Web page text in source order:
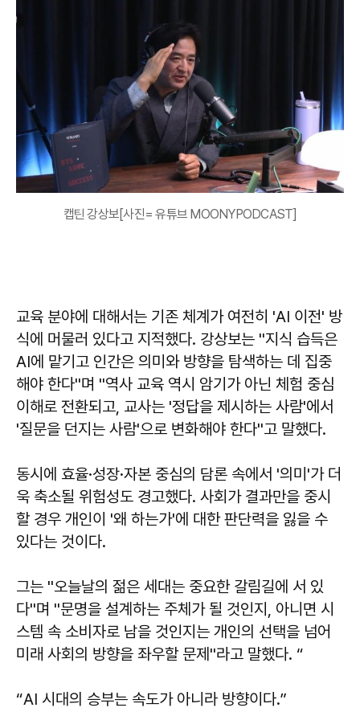
캡틴 강상보[사진= 유튜브 MOONYPODCAST]
교육 분야에 대해서는 기존 체계가 여전히 'AI 이전' 방
식에 머물러 있다고 지적했다. 강상보는 ''지식 습득은
AI에 맡기고 인간은 의미와 방향을 탐색하는 데 집중
해야 한다''며 ''역사 교육 역시 암기가 아닌 체험 중심
이해로 전환되고, 교사는 '정답을 제시하는 사람'에서
'질문을 던지는 사람'으로 변화해야 한다''고 말했다.
동시에 효율·성장·자본 중심의 담론 속에서 '의미'가 더
욱 축소될 위험성도 경고했다. 사회가 결과만을 중시
할 경우 개인이 '왜 하는가'에 대한 판단력을 잃을 수
있다는 것이다.
그는 ''오늘날의 젊은 세대는 중요한 갈림길에 서 있
다''며 ''문명을 설계하는 주체가 될 것인지, 아니면 시
스템 속 소비자로 남을 것인지는 개인의 선택을 넘어
미래 사회의 방향을 좌우할 문제''라고 말했다. “
“AI 시대의 승부는 속도가 아니라 방향이다.”